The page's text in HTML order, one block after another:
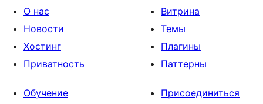
О нас
Новости
Хостинг
Приватность
Витрина
Темы
Плагины
Паттерны
Обучение
Присоединиться